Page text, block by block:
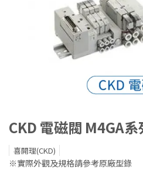
CKD 電磁閥 M4GA系
喜開理(CKD)
※實際外觀及規格請參考原廠型錄